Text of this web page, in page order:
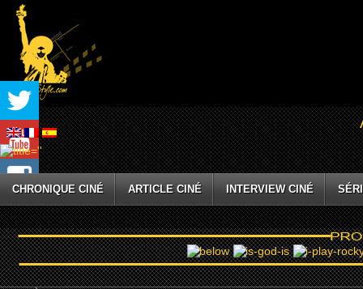
CHRONIQUE CINÉ ARTICLE CINÉ INTERVIEW CINÉ